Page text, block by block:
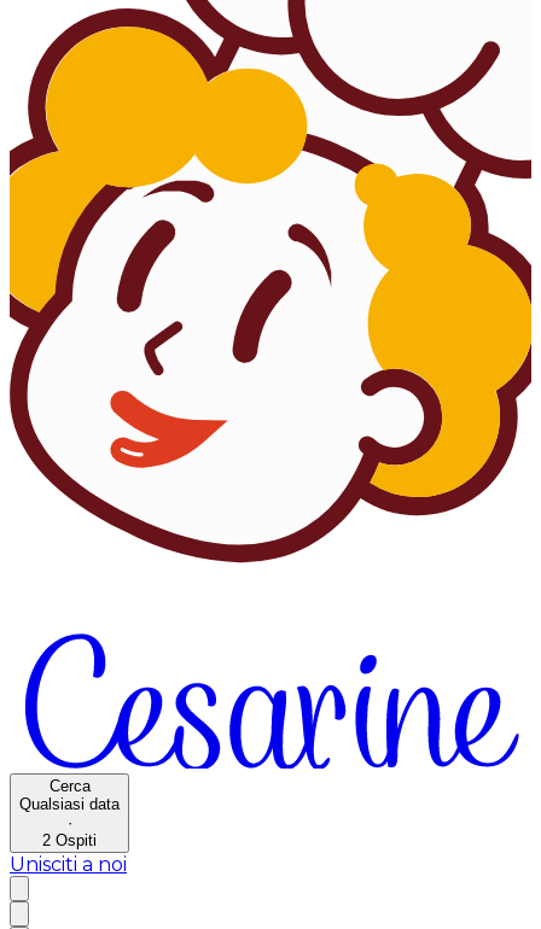
Cerca
Qualsiasi data
·
2 Ospiti
Unisciti a noi